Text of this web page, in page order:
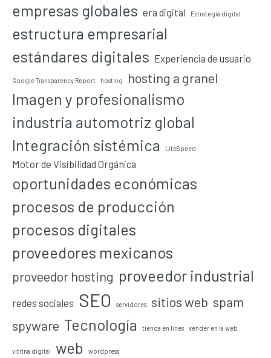
empresas globales era digital Estrategia digital
estructura empresarial
estándares digitales Experiencia de usuario
Google Transparency Report hosting hosting a granel
Imagen y profesionalismo
industria automotriz global
Integración sistémica
LiteSpeed
Motor de Visibilidad Orgánica
oportunidades económicas
procesos de producción
procesos digitales
proveedores mexicanos
proveedor hosting proveedor industrial
redes sociales SEO servidores sitios web spam
spyware Tecnología tienda en lines vender en la web
vitrina digital web wordpress